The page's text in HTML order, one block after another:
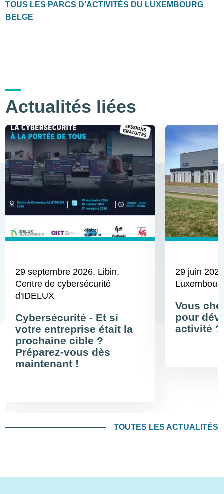
TOUS LES PARCS D’ACTIVITÉS DU LUXEMBOURG
BELGE
Actualités liées
29 septembre 2026, Libin,
Centre de cybersécurité
d'IDELUX
Cybersécurité - Et si
votre entreprise était la
prochaine cible ?
Préparez-vous dès
maintenant !
29 juin
Vous
pour
activité ?
TOUTES LES ACTUALITÉS